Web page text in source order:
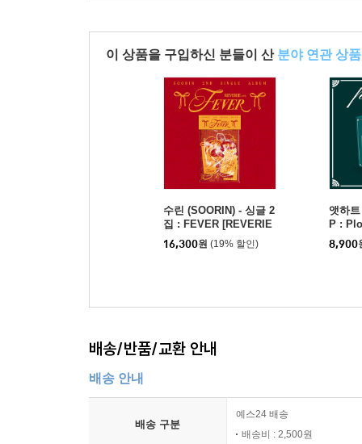
이 상품을 구입하신 분들이 산 분야 연관 상품
수린 (SOORIN) - 싱글 2
집 : FEVER [REVERIE
VER.]
16,300원 (19% 할인)
앳하
P :
er.]
8,900
배송/반품/교환 안내
배송 안내
배송 구분
예스24 배송
배송비 : 2,500원